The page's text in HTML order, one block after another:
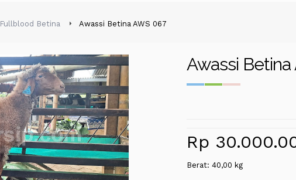
Betina Awassi Betina AWS 067
Awassi Betina
Rp
Berat: 40,00 kg